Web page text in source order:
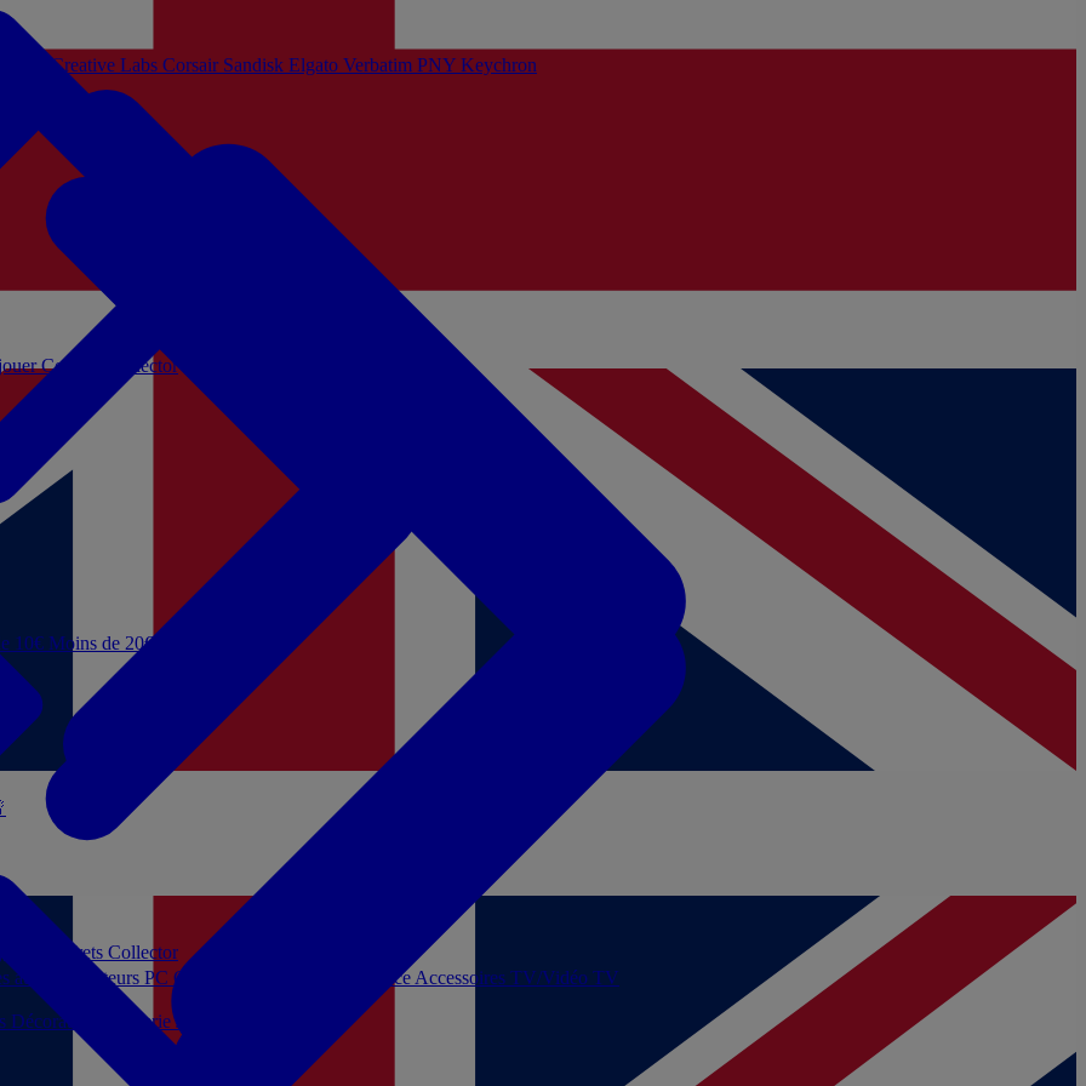
10€ Moins de 20€
Décoration PapeterieJeux de société
Coffrets Collector
Coffrets Collector
audio Moniteurs PC Casques filaires Audio Licence Accessoires TV/Vidéo TV
Creative Labs Corsair Sandisk Elgato Verbatim PNY Keychron